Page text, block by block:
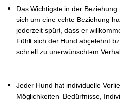
Das Wichtigste in der
sich um eine echte Beziehung
jederzeit spürt, dass er
Fühlt sich der Hund abgelehnt
schnell zu unerwünschtem
Jeder Hund hat individuelle
Möglichkeiten, Bedürfnisse,